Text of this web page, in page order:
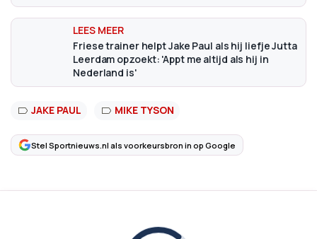
Friese trainer helpt Jake Paul als hij liefje Jutta
Leerdam opzoekt: 'Appt me altijd als hij in
Nederland is'
JAKE PAUL MIKE TYSON
Stel Sportnieuws.nl als voorkeursbron in op Google